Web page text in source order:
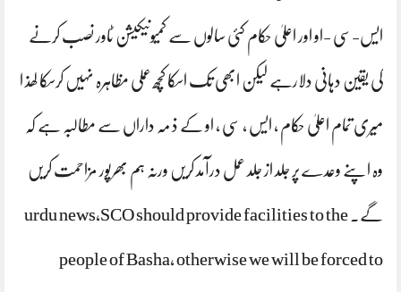
ایس-سی -او اور اعلیٰ حکام کئی سالوں سے کمیونیکیشن ٹاور نصب کرنے
کی یقین دہانی دلارہے لیکن ابھی تک اسکا کچھ عملی مظاہرہ نہیں کرسکا لھذ ا
میری تمام اعلیٰ حکام ، ایس ، سی ، او کے ذ مہ داراں سے مطالبہ ہے کہ
وہ اپنے وعدے پر جلد از جلد عمل درآمد کریں ورنہ ہم بھرپور مزاحمت کریں
گے. urdu news,SCO should provide facilities to the
people of Basha, otherwise we will be forced to